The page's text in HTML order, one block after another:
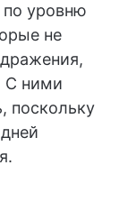
уровню
не
С ними
поскольку